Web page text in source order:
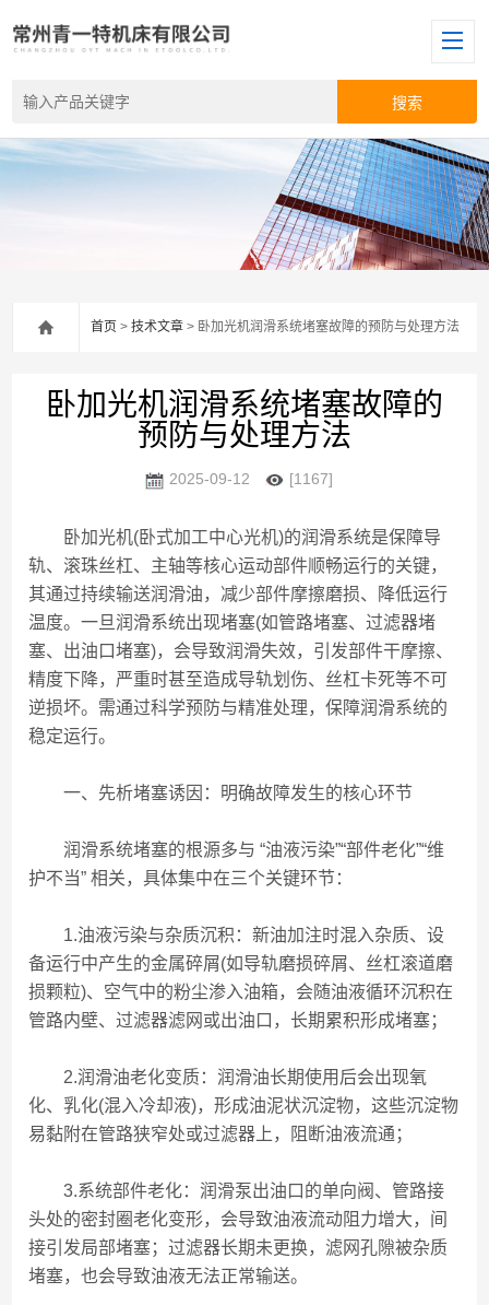
首页 >技术文章 > 卧加光机润滑系统堵塞故障的预防与处理方法
卧加光机润滑系统堵塞故障的
预防与处理方法
2025-09-12 [1167]
卧加光机(卧式加工中心光机)的润滑系统是保障导
轨、滚珠丝杠、主轴等核心运动部件顺畅运行的关键，
其通过持续输送润滑油，减少部件摩擦磨损、降低运行
温度。一旦润滑系统出现堵塞(如管路堵塞、过滤器堵
塞、出油口堵塞)，会导致润滑失效，引发部件干摩擦、
精度下降，严重时甚至造成导轨划伤、丝杠卡死等不可
逆损坏。需通过科学预防与精准处理，保障润滑系统的
稳定运行。
一、先析堵塞诱因：明确故障发生的核心环节
润滑系统堵塞的根源多与 “油液污染”“部件老化”“维
护不当” 相关，具体集中在三个关键环节：
1.油液污染与杂质沉积：新油加注时混入杂质、设
备运行中产生的金属碎屑(如导轨磨损碎屑、丝杠滚道磨
损颗粒)、空气中的粉尘渗入油箱，会随油液循环沉积在
管路内壁、过滤器滤网或出油口，长期累积形成堵塞；
2.润滑油老化变质：润滑油长期使用后会出现氧
化、乳化(混入冷却液)，形成油泥状沉淀物，这些沉淀物
易黏附在管路狭窄处或过滤器上，阻断油液流通；
3.系统部件老化：润滑泵出油口的单向阀、管路接
头处的密封圈老化变形，会导致油液流动阻力增大，间
接引发局部堵塞；过滤器长期未更换，滤网孔隙被杂质
堵塞，也会导致油液无法正常输送。